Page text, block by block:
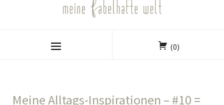
(0)
Meine Alltags-Inspirationen – #10 =